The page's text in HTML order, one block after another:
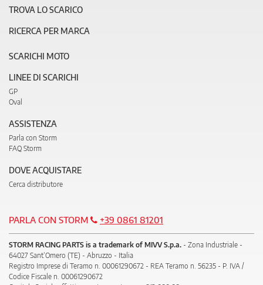
TROVA LO SCARICO
RICERCA PER MARCA
SCARICHI MOTO
LINEE DI SCARICHI
GP
Oval
ASSISTENZA
Parla con Storm
FAQ Storm
DOVE ACQUISTARE
Cerca distributore
PARLA CON STORM +39 0861 81201
STORM RACING PARTS is a trademark of MIVV S.p.a. - Zona Industriale -
64027 Sant’Omero (TE) - Abruzzo - Italia
Registro Imprese di Teramo n. 00061290672 - REA Teramo n. 56235 - P. IVA /
Codice Fiscale n. 00061290672